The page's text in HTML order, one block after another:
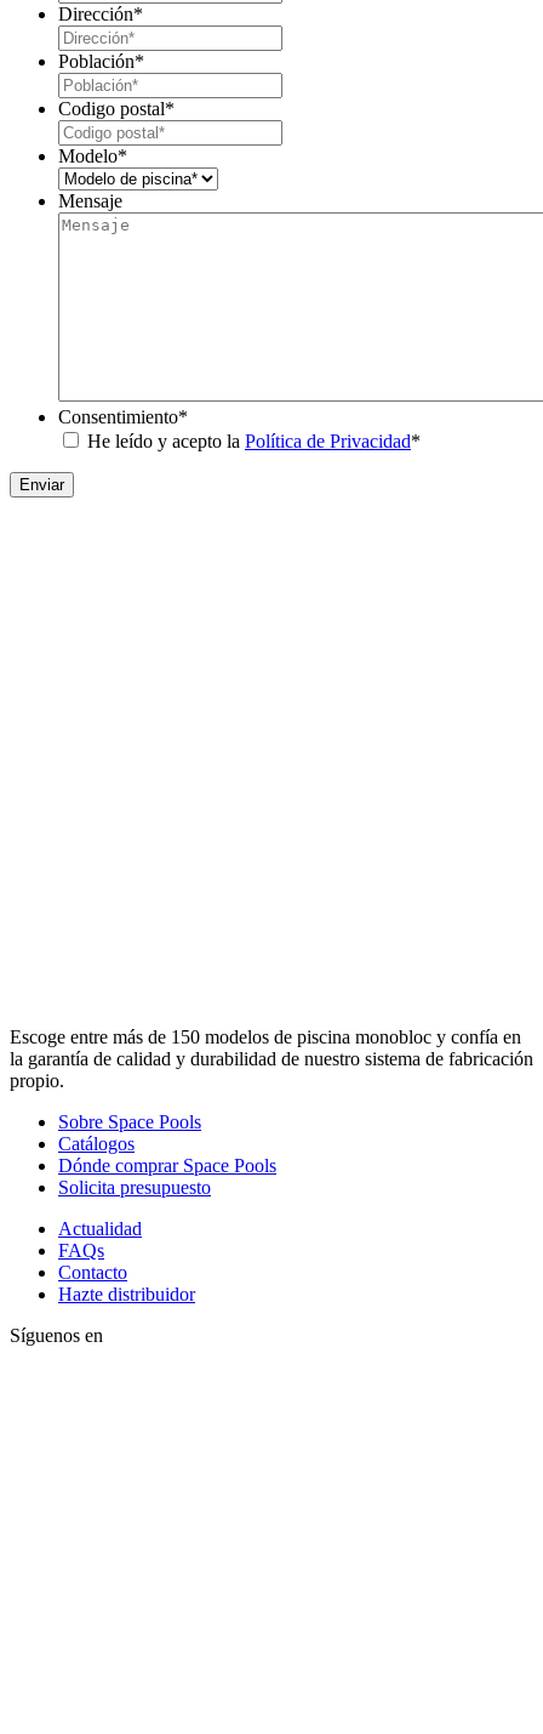
Dirección*
Población*
Codigo postal*
Modelo*
Mensaje
Consentimiento*
He leído y acepto la Política de Privacidad*
Escoge entre más de 150 modelos de piscina monobloc y confía en
la garantía de calidad y durabilidad de nuestro sistema de fabricación
propio.
Sobre Space Pools
Catálogos
Dónde comprar Space Pools
Solicita presupuesto
Actualidad
FAQs
Contacto
Hazte distribuidor
Síguenos en